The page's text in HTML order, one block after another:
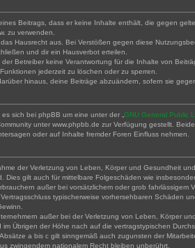
Beitrags, dass er keine Inhalte enthält, die gegen
zu verwenden.
Hausrecht aus. Bei Verstößen gegen diese
und dir ein Hausverbot erteilen.
der Betreiber keine Verantwortung für die Inhalte von
jederzeit zu löschen oder zu sperren.
hinaus, deine Beiträge abzuändern, sofern sie
sich bei phpBB um eine unter der „ GNU General Public
unter www.phpbb.de zur Verfügung gestellt.
oder auf Inhalte fremder Foren Einfluss nehmen.
der Verletzung von Leben, Körper und Gesundheit
Dies gilt auch für mittelbare Folgeschäden wie
außer bei vorsätzlichem oder grob
typischerweise vorhersehbaren Schäden
außer bei der Verletzung von Leben, Körper
Übrigen der Höhe nach auf die vertragstypischen
a bis c gilt sinngemäß auch zugunsten der
zwingendem nationalem Recht bleiben unberührt.